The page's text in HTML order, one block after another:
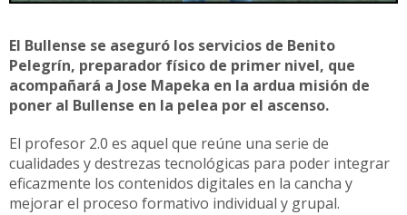
El Bullense se aseguró los servicios de Benito
Pelegrín, preparador físico de primer nivel, que
acompañará a Jose Mapeka en la ardua misión de
poner al Bullense en la pelea por el ascenso.
El profesor 2.0 es aquel que reúne una serie de
cualidades y destrezas tecnológicas para poder integrar
eficazmente los contenidos digitales en la cancha y
mejorar el proceso formativo individual y grupal.